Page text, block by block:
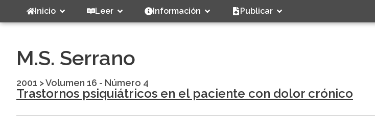
Inicio Leer Información Publicar
M.S. Serrano
2001 >Volumen 16 - Número 4
Trastornos psiquiátricos en el paciente con dolor crónico